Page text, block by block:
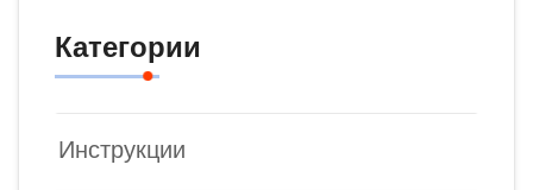
Категории
Инструкции